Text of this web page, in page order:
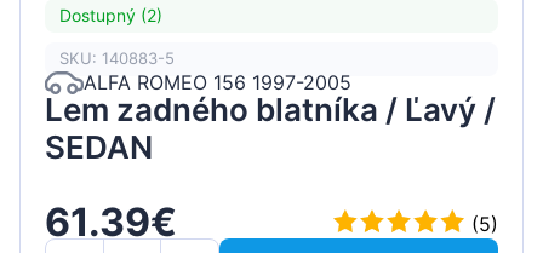
Dostupný (2)
SKU: 140883-5
ALFA ROMEO 156 1997-2005
Lem zadného blatníka / Ľavý /
SEDAN
61.39€
(5)